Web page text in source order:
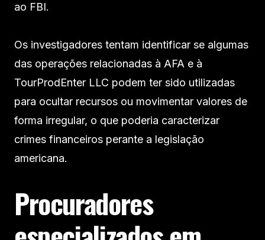
ao FBI.
Os investigadores tentam identificar se algumas
das operações relacionadas à AFA e à
TourProdEnter LLC podem ter sido utilizadas
para ocultar recursos ou movimentar valores de
forma irregular, o que poderia caracterizar
crimes financeiros perante a legislação
americana.
Procuradores